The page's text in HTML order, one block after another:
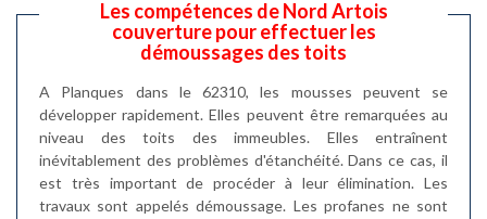
Les compétences de Nord Artois
couverture pour effectuer les
démoussages des toits
A Planques dans le 62310, les mousses peuvent se
développer rapidement. Elles peuvent être remarquées au
niveau des toits des immeubles. Elles entraînent
inévitablement des problèmes d'étanchéité. Dans ce cas, il
est très important de procéder à leur élimination. Les
travaux sont appelés démoussage. Les profanes ne sont